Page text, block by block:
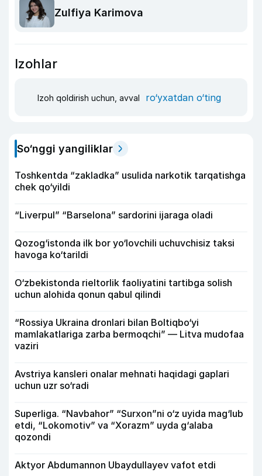
Zulfiya Karimova
Izohlar
Izoh qoldirish uchun, avval ro‘yxatdan o‘ting
So‘nggi yangiliklar
Toshkentda “zakladka” usulida narkotik tarqatishga
chek qo‘yildi
“Liverpul” “Barselona” sardorini ijaraga oladi
Qozog‘istonda ilk bor yo‘lovchili uchuvchisiz taksi
havoga ko‘tarildi
O‘zbekistonda rieltorlik faoliyatini tartibga solish
uchun alohida qonun qabul qilindi
“Rossiya Ukraina dronlari bilan Boltiqbo‘yi
mamlakatlariga zarba bermoqchi” — Litva mudofaa
vaziri
Avstriya kansleri onalar mehnati haqidagi gaplari
uchun uzr so‘radi
Superliga. “Navbahor” “Surxon”ni o‘z uyida mag‘lub
etdi, “Lokomotiv” va “Xorazm” uyda g‘alaba
qozondi
Aktyor Abdu­mannon Ubaydullayev vafot etdi